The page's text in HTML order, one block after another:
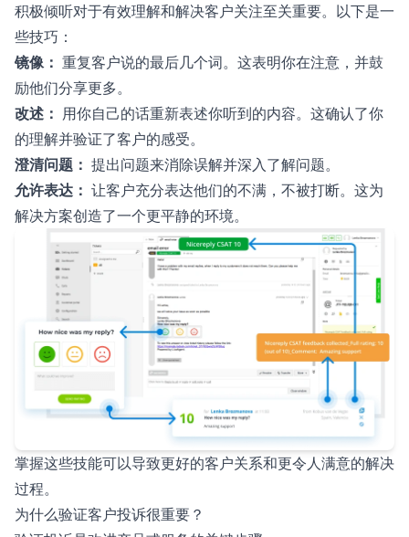
积极倾听对于有效理解和解决客户关注至关重要。以下是一
些技巧：
镜像： 重复客户说的最后几个词。这表明你在注意，并鼓
励他们分享更多。
改述： 用你自己的话重新表述你听到的内容。这确认了你
的理解并验证了客户的感受。
澄清问题： 提出问题来消除误解并深入了解问题。
允许表达： 让客户充分表达他们的不满，不被打断。这为
解决方案创造了一个更平静的环境。
掌握这些技能可以导致更好的客户关系和更令人满意的解决
过程。
为什么验证客户投诉很重要？